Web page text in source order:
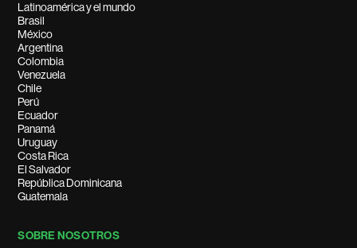
Latinoamérica y el mundo
Brasil
México
Argentina
Colombia
Venezuela
Chile
Perú
Ecuador
Panamá
Uruguay
Costa Rica
El Salvador
República Dominicana
Guatemala
SOBRE NOSOTROS